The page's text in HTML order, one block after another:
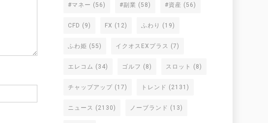
#マネー (56) #副業 (58) #資産 (56)
CFD (9) FX (12) ふわり (19)
ふわ姫 (55) イクオスEXプラス (7)
エレコム (34) ゴルフ (8) スロット (8)
チャップアップ (17) トレンド (2131)
ニュース (2130) ノーブランド (13)